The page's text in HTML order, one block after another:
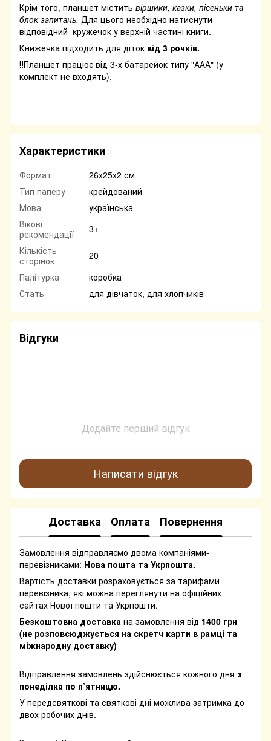
Крім того, планшет містить віршики, казки, пісеньки та
блок запитань. Для цього необхідно натиснути
відповідний кружечок у верхній частині книги.
Книжечка підходить для діток від 3 рочків.
‼️Планшет працює від 3-х батарейок типу "ААА" (у
комплект не входять).
Характеристики
Формат
26х25х2 см
Тип паперу
крейдований
Мова
українська
Вікові
рекомендації
3+
Кількість
сторінок
20
Палітурка
коробка
Стать
для дівчаток, для хлопчиків
Відгуки
Додайте перший відгук
Написати відгук
Доставка Оплата Повернення
Замовлення відправляємо двома компаніями-
перевізниками: Нова пошта та Укрпошта.
Вартість доставки розраховується за тарифами
перевізника, які можна переглянути на офіційних
сайтах Нової пошти та Укрпошти.
Безкоштовна доставка на замовлення від 1400 грн
(не розповсюджується на скретч карти в рамці та
міжнародну доставку)
Відправлення замовлень здійснюється кожного дня з
понеділка по п’ятницю.
У передсвяткові та святкові дні можлива затримка до
двох робочих днів.